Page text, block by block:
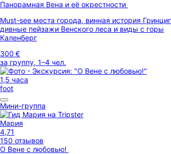
Панорамная Вена и её окрестности
Must-see места города, винная история
дивные пейзажи Венского леса и виды с горы
Каленберг
300 €
за группу, 1–4 чел.
1,5 часа
foot
Мини-группа
Мария
4,71
150 отзывов
О Вене с любовью!